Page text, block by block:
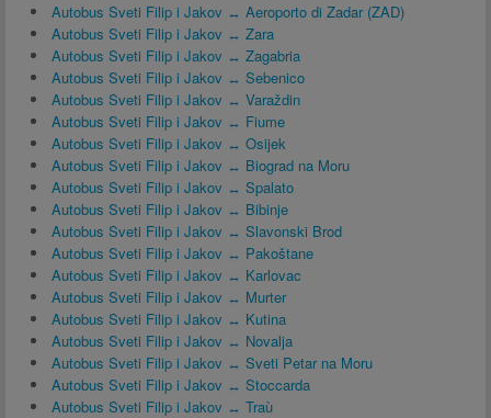
Autobus Sveti Filip i Jakov ↔ Aeroporto di Zadar (ZAD)
Autobus Sveti Filip i Jakov ↔ Zara
Autobus Sveti Filip i Jakov ↔ Zagabria
Autobus Sveti Filip i Jakov ↔ Sebenico
Autobus Sveti Filip i Jakov ↔ Varaždin
Autobus Sveti Filip i Jakov ↔ Fiume
Autobus Sveti Filip i Jakov ↔ Osijek
Autobus Sveti Filip i Jakov ↔ Biograd na Moru
Autobus Sveti Filip i Jakov ↔ Spalato
Autobus Sveti Filip i Jakov ↔ Bibinje
Autobus Sveti Filip i Jakov ↔ Slavonski Brod
Autobus Sveti Filip i Jakov ↔ Pakoštane
Autobus Sveti Filip i Jakov ↔ Karlovac
Autobus Sveti Filip i Jakov ↔ Murter
Autobus Sveti Filip i Jakov ↔ Kutina
Autobus Sveti Filip i Jakov ↔ Novalja
Autobus Sveti Filip i Jakov ↔ Sveti Petar na Moru
Autobus Sveti Filip i Jakov ↔ Stoccarda
Autobus Sveti Filip i Jakov ↔ Traù